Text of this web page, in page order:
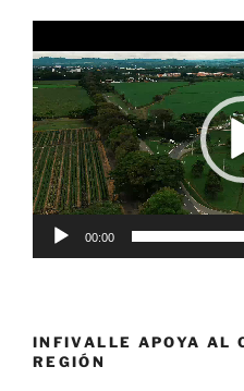
de
vídeo
00:00
INFIVALLE APOYA AL
REGIÓN